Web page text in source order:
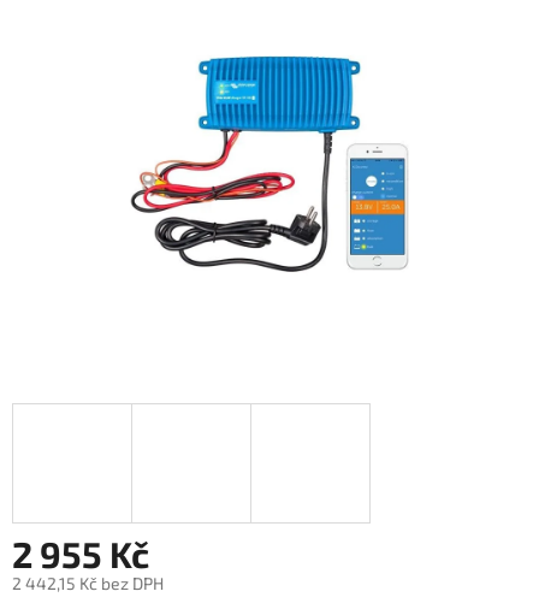
hvězdiček.
2 955 Kč
2 442,15 Kč bez DPH